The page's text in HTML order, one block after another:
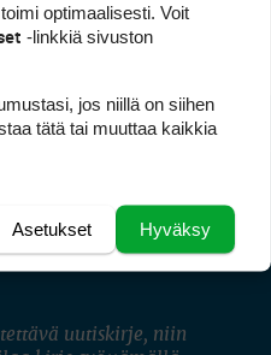
uutiskirje, niin
optimaalisesti. Voit
-linkkiä sivuston
jos niillä on siihen
tätä tai muuttaa kaikkia
Hyväksy
Asetukset